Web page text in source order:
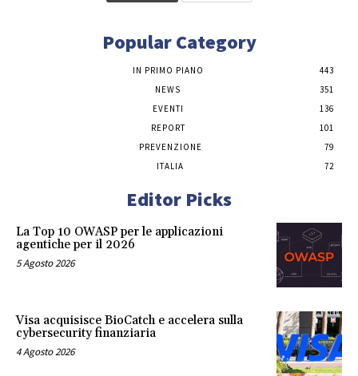
Popular Category
IN PRIMO PIANO
443
NEWS
351
EVENTI
136
REPORT
101
PREVENZIONE
79
ITALIA
72
Editor Picks
La Top 10 OWASP per le applicazioni
agentiche per il 2026
5 Agosto 2026
Visa acquisisce BioCatch e accelera sulla
cybersecurity finanziaria
4 Agosto 2026